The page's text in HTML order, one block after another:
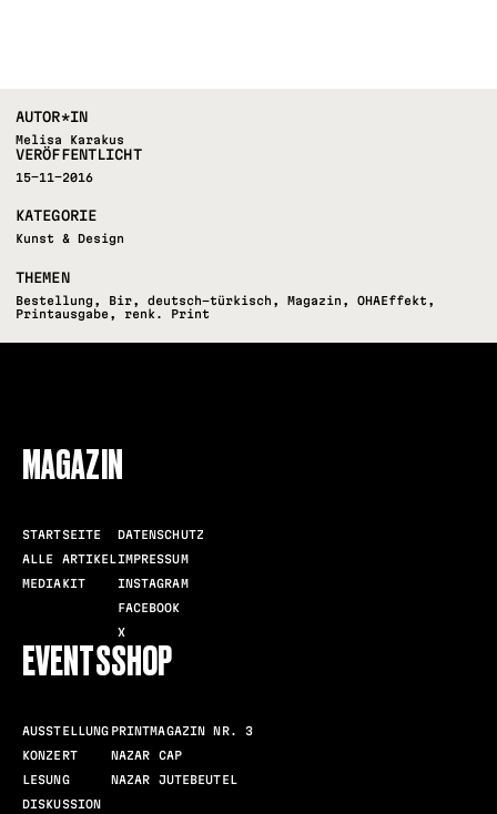
AUTOR*IN
Melisa Karakus
VERÖFFENTLICHT
15-11-2016
KATEGORIE
Kunst & Design
THEMEN
Bestellung , Bir,deutsch-türkisch ,Magazin ,OHAEffekt ,
Printausgabe , renk. Print
MAGAZIN
STARTSEITE
ALLE ARTIKEL
MEDIAKIT
DATENSCHUTZ
IMPRESSUM
INSTAGRAM
FACEBOOK
X
EVENTS
AUSSTELLUNG
KONZERT
LESUNG
DISKUSSION
SHOP
PRINTMAGAZIN NR. 3
NAZAR CAP
NAZAR JUTEBEUTEL